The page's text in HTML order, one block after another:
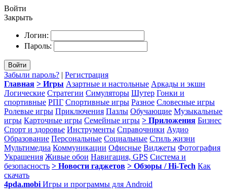
Войти
Закрыть
Логин:
Пароль:
Войти
Забыли пароль? | Регистрация
Главная > Игры Азартные и настольные Аркады и экшн
Логические Стратегии Симуляторы Шутер Гонки и
спортивные РПГ Спортивные игры Разное Словесные игры
Ролевые игры Приключения Пазлы Обучающие Музыкальные
игры Карточные игры Семейные игры > Приложения Бизнес
Спорт и здоровье Инструменты Справочники Аудио
Образование Персональные Социальные Стиль жизни
Мультимедиа Коммуникации Офисные Виджеты Фотография
Украшения Живые обои Навигация, GPS Система и
безопасность > Новости гаджетов > Обзоры / Hi-Tech Как
скачать
4pda.mobi Игры и программы для Android